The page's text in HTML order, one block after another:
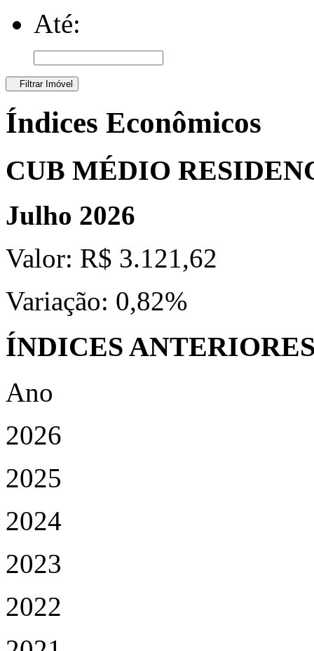
Até:
Filtrar Imóvel
Índices Econômicos
CUB MÉDIO
Julho 2026
Valor: R$ 3.121,62
Variação: 0,82%
ÍNDICES
Ano
2026
2025
2024
2023
2022